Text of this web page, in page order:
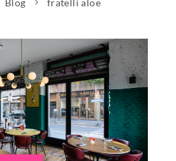
Blog fratelli aloe